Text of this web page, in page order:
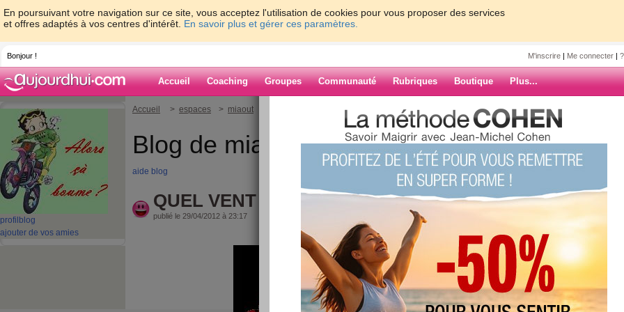
En poursuivant votre navigation sur ce site, vous acceptez l'utilisation de cookies pour vous proposer des services
et offres adaptés à vos centres d'intérêt. En savoir plus et gérer ces paramètres.
Bonjour ! M'inscrire | Me connecter |
Accueil Coaching Groupes Communauté Rubriques Boutique Plus...
profil blog
ajouter de vos amies
Accueil > espaces > miaout
Blog de miaout
aide blog
QUEL VENT
publié le 29/04/2012 à 23:17
ARCHIVES